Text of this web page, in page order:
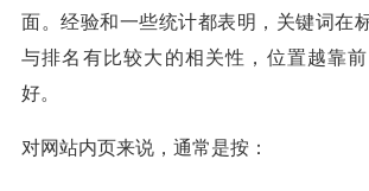
面。经验和一些统计都表明，关键词在
与排名有比较大的相关性，位置越靠
好。
对网站内页来说，通常是按：